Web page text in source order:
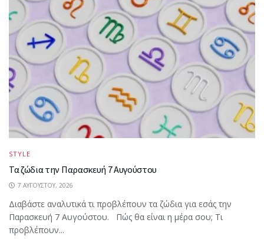
STYLE
Τα ζώδια την Παρασκευή 7 Αυγούστου
7 ΑΥΓΟΎΣΤΟΥ, 2026
Διαβάστε αναλυτικά τι προβλέπουν τα ζώδια για εσάς την
Παρασκευή 7 Αυγούστου. Πώς θα είναι η μέρα σου; Τι
προβλέπουν...